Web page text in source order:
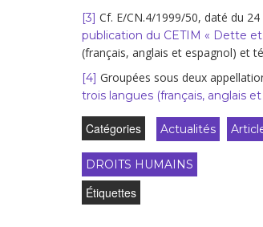
[3] Cf. E/CN.4/1999/50, daté du
publication du CETIM « Dette
(français, anglais et espagnol) et
[4] Groupées sous deux
trois langues (français, anglais
Catégories Actualités
DROITS HUMAINS
Étiquettes